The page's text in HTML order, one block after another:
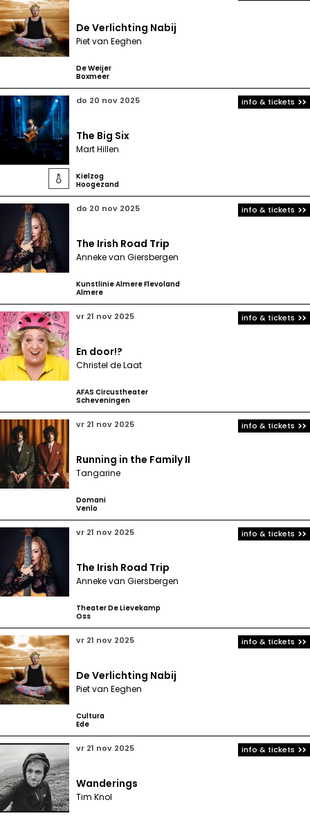
De Verlichting Nabij
Piet van Eeghen
De Weijer
Boxmeer

do 20 nov 2025
The Big Six
Mart Hillen
Kielzog
Hoogezand
info & tickets
do 20 nov 2025
The Irish Road Trip
Anneke van Giersbergen
Kunstlinie Almere Flevoland
Almere
info & tickets
vr 21 nov 2025
En door!?
Christel de Laat
AFAS Circustheater
Scheveningen
info & tickets
vr 21 nov 2025
Running in the Family II
Tangarine
Domani
Venlo
info & tickets
vr 21 nov 2025
The Irish Road Trip
Anneke van Giersbergen
Theater De Lievekamp
Oss
info & tickets
vr 21 nov 2025
De Verlichting Nabij
Piet van Eeghen
Cultura
Ede
info & tickets
vr 21 nov 2025
Wanderings
Tim Knol
info & tickets